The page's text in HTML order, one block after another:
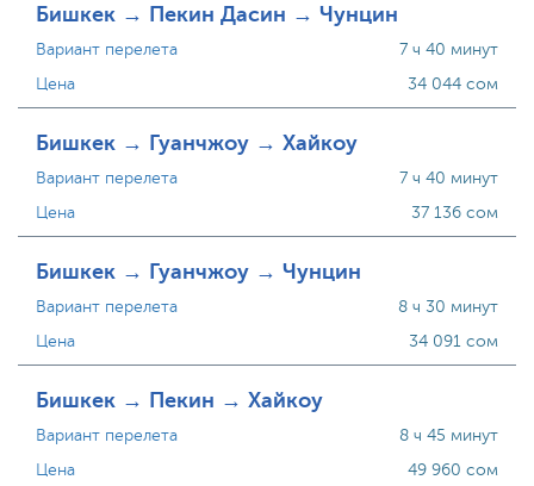
Бишкек → Пекин Дасин → Чунцин
Вариант перелета
Цена
7 ч 40 минут
34 044 сом
Бишкек → Гуанчжоу → Хайкоу
Вариант перелета
Цена
7 ч 40 минут
37 136 сом
Бишкек → Гуанчжоу → Чунцин
Вариант перелета
Цена
8 ч 30 минут
34 091 сом
Бишкек → Пекин → Хайкоу
Вариант перелета
Цена
8 ч 45 минут
49 960 сом